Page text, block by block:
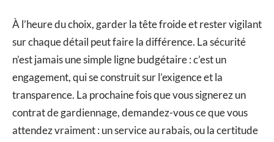
À l’heure du choix, garder la tête froide et rester vigilant
sur chaque détail peut faire la différence. La sécurité
n’est jamais une simple ligne budgétaire : c’est un
engagement, qui se construit sur l’exigence et la
transparence. La prochaine fois que vous signerez un
contrat de gardiennage, demandez-vous ce que vous
attendez vraiment : un service au rabais, ou la certitude